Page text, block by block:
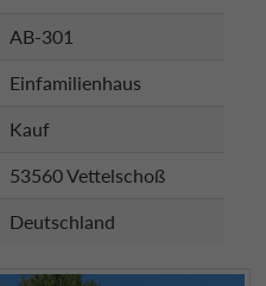
AB-301
Einfamilienhaus
Kauf
53560 Vettelschoß
Deutschland